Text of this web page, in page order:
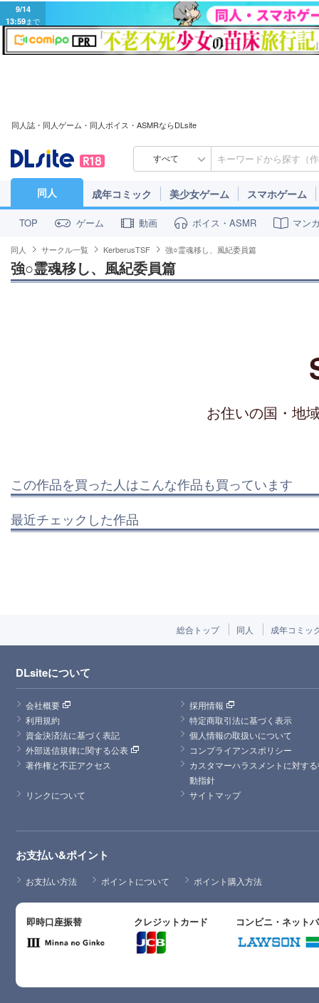
9/14
13:59まで
同人誌・同人ゲーム・同人ボイス・ASMRならDLsite
すべて
同人 成年コミック 美少女ゲーム スマホゲーム
TOP ゲーム 動画 ボイス・ASMR マン
同人 サークル一覧 KerberusTSF 強○霊魂移し、風紀委員篇
強○霊魂移し、風紀委員篇
お住いの国・地
この作品を買った人はこんな作品も買っています
最近チェックした作品
総合トップ 同人 成年コミッ
DLsiteについて
会社概要
採用情報
利用規約
特定商取引法に基づく表示
資金決済法に基づく表記
個人情報の取扱いについて
外部送信規律に関する公表
コンプライアンスポリシー
著作権と不正アクセス
カスタマーハラスメントに対す
動指針
リンクについて
サイトマップ
お支払い&ポイント
お支払い方法 ポイントについて ポイント購入方法
即時口座振替 クレジットカード コンビニ・ネット